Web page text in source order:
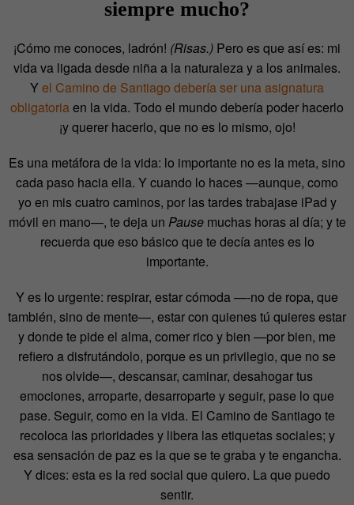
siempre mucho?
¡Cómo me conoces, ladrón! (Risas.) Pero es que así es: mi
vida va ligada desde niña a la naturaleza y a los animales.
Yel Camino de Santiago debería ser una asignatura
obligatoriaen la vida. Todo el mundo debería poder hacerlo
¡y querer hacerlo, que no es lo mismo, ojo!
Es una metáfora de la vida: lo importante no es la meta, sino
cada paso hacia ella. Y cuando lo haces —aunque, como
yo en mis cuatro caminos, por las tardes trabajase iPad y
móvil en mano—, te deja un Pausemuchas horas al día; y te
recuerda que eso básico que te decía antes es lo
importante.
Y es lo urgente: respirar, estar cómoda —-no de ropa, que
también, sino de mente—, estar con quienes tú quieres estar
y donde te pide el alma, comer rico y bien —por bien, me
refiero a disfrutándolo, porque es un privilegio, que no se
nos olvide—, descansar, caminar, desahogar tus
emociones, arroparte, desarroparte y seguir, pase lo que
pase. Seguir, como en la vida. El Camino de Santiago te
recoloca las prioridades y libera las etiquetas sociales; y
esa sensación de paz es la que se te graba y te engancha.
Y dices: esta es la red social que quiero. La que puedo
sentir.